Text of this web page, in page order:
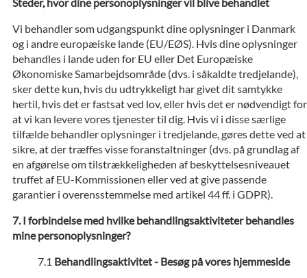
Vi behandler som udgangspunkt dine oplysninger i Danmark
og i andre europæiske lande (EU/EØS). Hvis dine oplysninger
behandles i lande uden for EU eller Det Europæiske
Økonomiske Samarbejdsområde (dvs. i såkaldte tredjelande),
sker dette kun, hvis du udtrykkeligt har givet dit samtykke
hertil, hvis det er fastsat ved lov, eller hvis det er nødvendigt
at vi kan levere vores tjenester til dig. Hvis vi i disse særlige
tilfælde behandler oplysninger i tredjelande, gøres dette ved at
sikre, at der træffes visse foranstaltninger (dvs. på grundlag af
en afgørelse om tilstrækkeligheden af beskyttelsesniveauet
truffet af EU-Kommissionen eller ved at give passende
garantier i overensstemmelse med artikel 44 ff. i GDPR).
I forbindelse med hvilke behandlingsaktiviteter behandles
mine personoplysninger?
Behandlingsaktivitet - Besøg på vores hjemmeside